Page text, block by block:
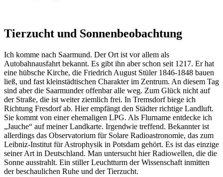
Tierzucht und Sonnenbeobachtung
Ich komme nach Saarmund. Der Ort ist vor allem als
Autobahnausfahrt bekannt. Es gibt ihn aber schon seit 1217. Er hat
eine hübsche Kirche, die Friedrich August Stüler 1846-1848 bauen
ließ, und fast kleinstädtischen Charakter im Zentrum. An diesem Tag
sind aber die Saarmunder offenbar alle weg. Zum Glück nicht auf
der Straße, die ist weiter ziemlich frei. In Tremsdorf biege ich
Richtung Fresdorf ab. Hier empfängt den Städter richtige Landluft.
Sie kommt von einer ehemaligen LPG. Als Flurname entdecke ich
„Jauche“ auf meiner Landkarte. Irgendwie treffend. Bekannter ist
allerdings das Observatorium für Solare Radioastronomie, das zum
Leibniz-Institut für Astrophysik in Potsdam gehört. Es ist das einzige
seiner Art in Deutschland. Man untersucht hier Radiowellen, die die
Sonne ausstrahlt. Ein stiller Leuchtturm der Wissenschaft inmitten
der beschaulichen Ruhe und der Tierzucht.